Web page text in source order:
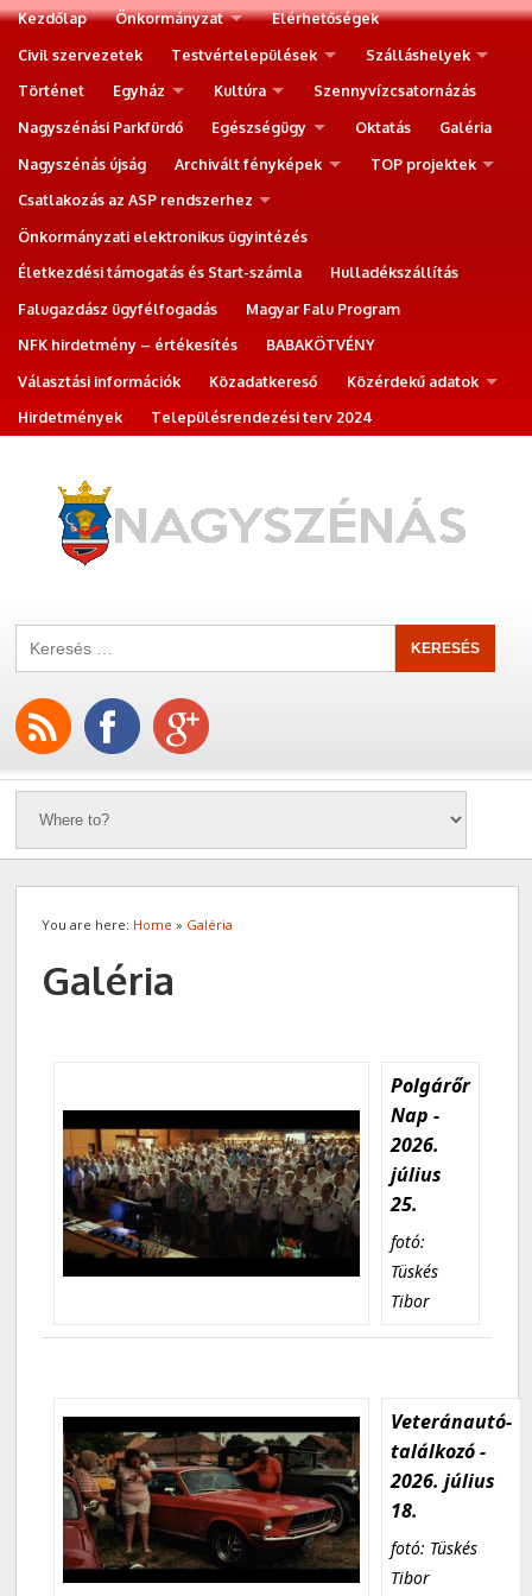
Kezdőlap Önkormányzat
Elérhetőségek
Civil szervezetek
Testvértelepülések
Szálláshelyek
Történet
Egyház Kultúra
Szennyvízcsatornázás
Nagyszénási Parkfürdő
Egészségügy Oktatás
Galéria
Nagyszénás újság
Archivált fényképek
TOP projektek
Csatlakozás az ASP rendszerhez
Önkormányzati elektronikus ügyintézés
Életkezdési támogatás és Start-számla
Hulladékszállítás
Falugazdász ügyfélfogadás
Magyar Falu Program
NFK hirdetmény – értékesítés
BABAKÖTVÉNY
Választási információk
Közadatkereső
Közérdekű adatok
Hirdetmények
Településrendezési terv 2024
You are here: Home » Galéria
Galéria
Polgárőr
Nap -
2026.
július
25.
fotó:
Tüskés
Tibor
Veteránautó-
találkozó -
2026. július
18.
fotó: Tüskés
Tibor